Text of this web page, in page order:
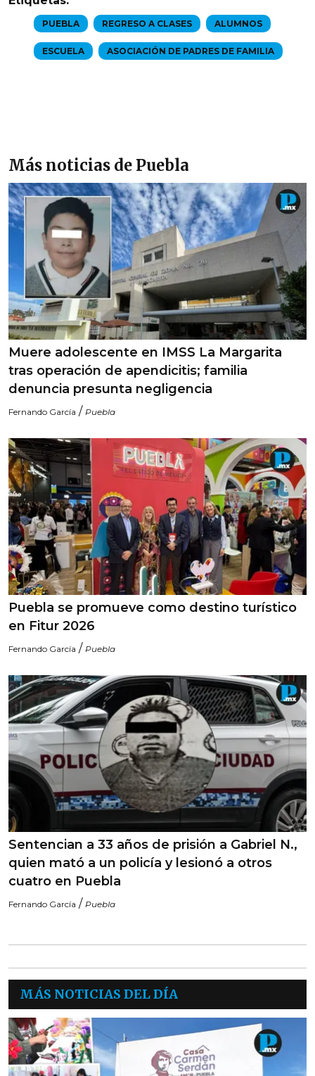
PUEBLA REGRESO A CLASES ALUMNOS
ESCUELA ASOCIACIÓN DE PADRES DE FAMILIA
Más noticias de Puebla
Muere adolescente en IMSS La Margarita
tras operación de apendicitis; familia
denuncia presunta negligencia
Fernando García / Puebla
Puebla se promueve como destino turístico
en Fitur 2026
Fernando García / Puebla
Sentencian a 33 años de prisión a Gabriel N.,
quien mató a un policía y lesionó a otros
cuatro en Puebla
Fernando García / Puebla
MÁS NOTICIAS DEL DÍA